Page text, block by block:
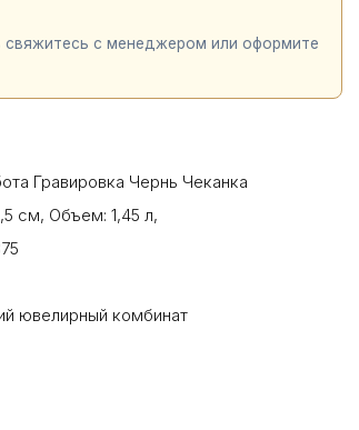
с менеджером или оформите
Гравировка Чернь Чеканка
см, Объем: 1,45 л,
ювелирный комбинат